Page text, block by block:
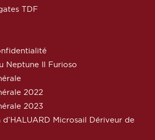
TDF
Neptune Il Furioso
2022
2023
Microsail Dériveur de